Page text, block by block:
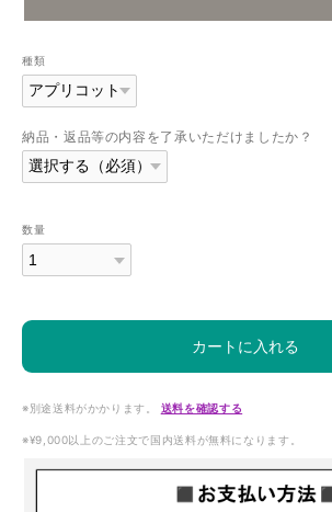
種類
納品・返品等の内容を了承いただけましたか？
数量
カートに入れる
※別途送料がかかります。 送料を確認する
※¥9,000以上のご注文で国内送料が無料になります。